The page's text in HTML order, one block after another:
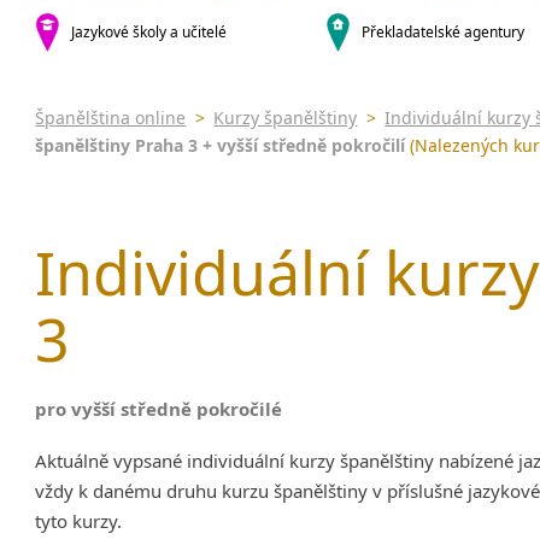
malá města podle abecedy
Most
Sedlčany
Jazykové školy a učitelé Překladatelské agentury
Španělština online > Kurzy španělštiny > Individuální kurzy
španělštiny Praha 3 + vyšší středně pokročilí(Nalezených
Individuální
3
pro vyšší středně pokročilé
Aktuálně vypsané individuální kurzy španělštiny nabízené
vždy k danému druhu kurzu španělštiny v příslušné
tyto kurzy.